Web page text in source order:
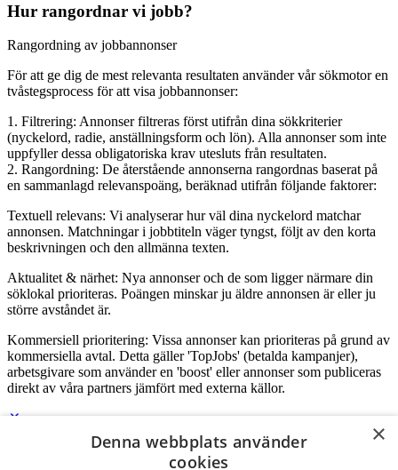
Hur rangordnar vi jobb?
Rangordning av jobbannonser
För att ge dig de mest relevanta resultaten använder vår sökmotor en
tvåstegsprocess för att visa jobbannonser:
1. Filtrering: Annonser filtreras först utifrån dina sökkriterier
(nyckelord, radie, anställningsform och lön). Alla annonser som inte
uppfyller dessa obligatoriska krav utesluts från resultaten.
2. Rangordning: De återstående annonserna rangordnas baserat på
en sammanlagd relevanspoäng, beräknad utifrån följande faktorer:
Textuell relevans: Vi analyserar hur väl dina nyckelord matchar
annonsen. Matchningar i jobbtiteln väger tyngst, följt av den korta
beskrivningen och den allmänna texten.
Aktualitet & närhet: Nya annonser och de som ligger närmare din
söklokal prioriteras. Poängen minskar ju äldre annonsen är eller ju
större avståndet är.
Kommersiell prioritering: Vissa annonser kan prioriteras på grund av
kommersiella avtal. Detta gäller 'TopJobs' (betalda kampanjer),
arbetsgivare som använder en 'boost' eller annonser som publiceras
direkt av våra partners jämfört med externa källor.
×
Denna webbplats använder
cookies